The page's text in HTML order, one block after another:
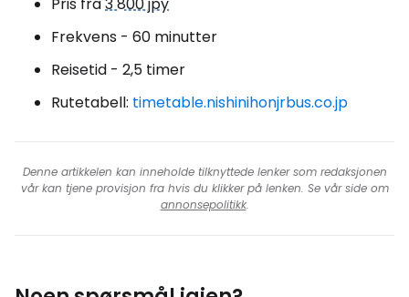
Frekvens - 60 minutter
Reisetid - 2,5 timer
Rutetabell: timetable.nishinihonjrbus.co.jp
Denne artikkelen kan inneholde tilknyttede lenker som redaksjonen
vår kan tjene provisjon fra hvis du klikker på lenken. Se vår side om
annonsepolitikk.